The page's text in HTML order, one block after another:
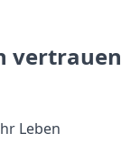
vertrauen
Leben